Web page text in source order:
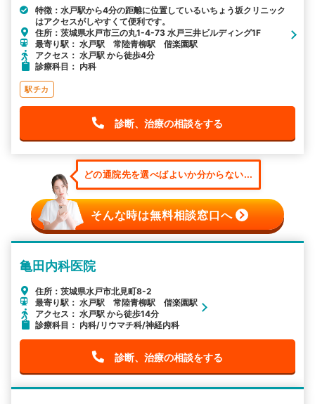
特徴：水戸駅から4分の距離に位置しているいちょう坂クリニック
はアクセスがしやすくて便利です。
住所：茨城県水戸市三の丸1-4-73 水戸三井ビルディング1F
最寄り駅： 水戸駅 常陸青柳駅 偕楽園駅
アクセス： 水戸駅 から徒歩4分
診療科目： 内科
駅チカ
診断、治療の相談をする
どの通院先を選べばよいか分からない...
そんな時は無料相談窓口へ
亀田内科医院
住所：茨城県水戸市北見町8-2
最寄り駅： 水戸駅 常陸青柳駅 偕楽園駅
アクセス： 水戸駅 から徒歩14分
診療科目： 内科/リウマチ科/神経内科
診断、治療の相談をする